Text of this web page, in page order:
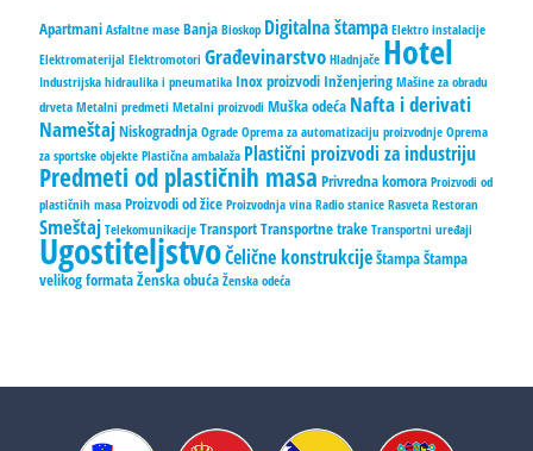
Apartmani Asfaltne mase Banja Bioskop Digitalna štampa Elektro instalacije
Elektromaterijal Elektromotori Građevinarstvo Hladnjače Hotel
Industrijska hidraulika i pneumatika Inox proizvodi Inženjering Mašine za obradu
drveta Metalni predmeti Metalni proizvodi Muška odeća Nafta i derivati
NameštajNiskogradnja Ograde Oprema za automatizaciju proizvodnje Oprema
za sportske objekte Plastična ambalaža Plastični proizvodi za industriju
Predmeti od plastičnih masa Privredna komora Proizvodi od
plastičnih masa Proizvodi od žice Proizvodnja vina Radio stanice Rasveta Restoran
Smeštaj Telekomunikacije TransportTransportne trake Transportni uređaji
UgostiteljstvoČelične konstrukcijeŠtampaŠtampa
velikog formataŽenska obuća Ženska odeća